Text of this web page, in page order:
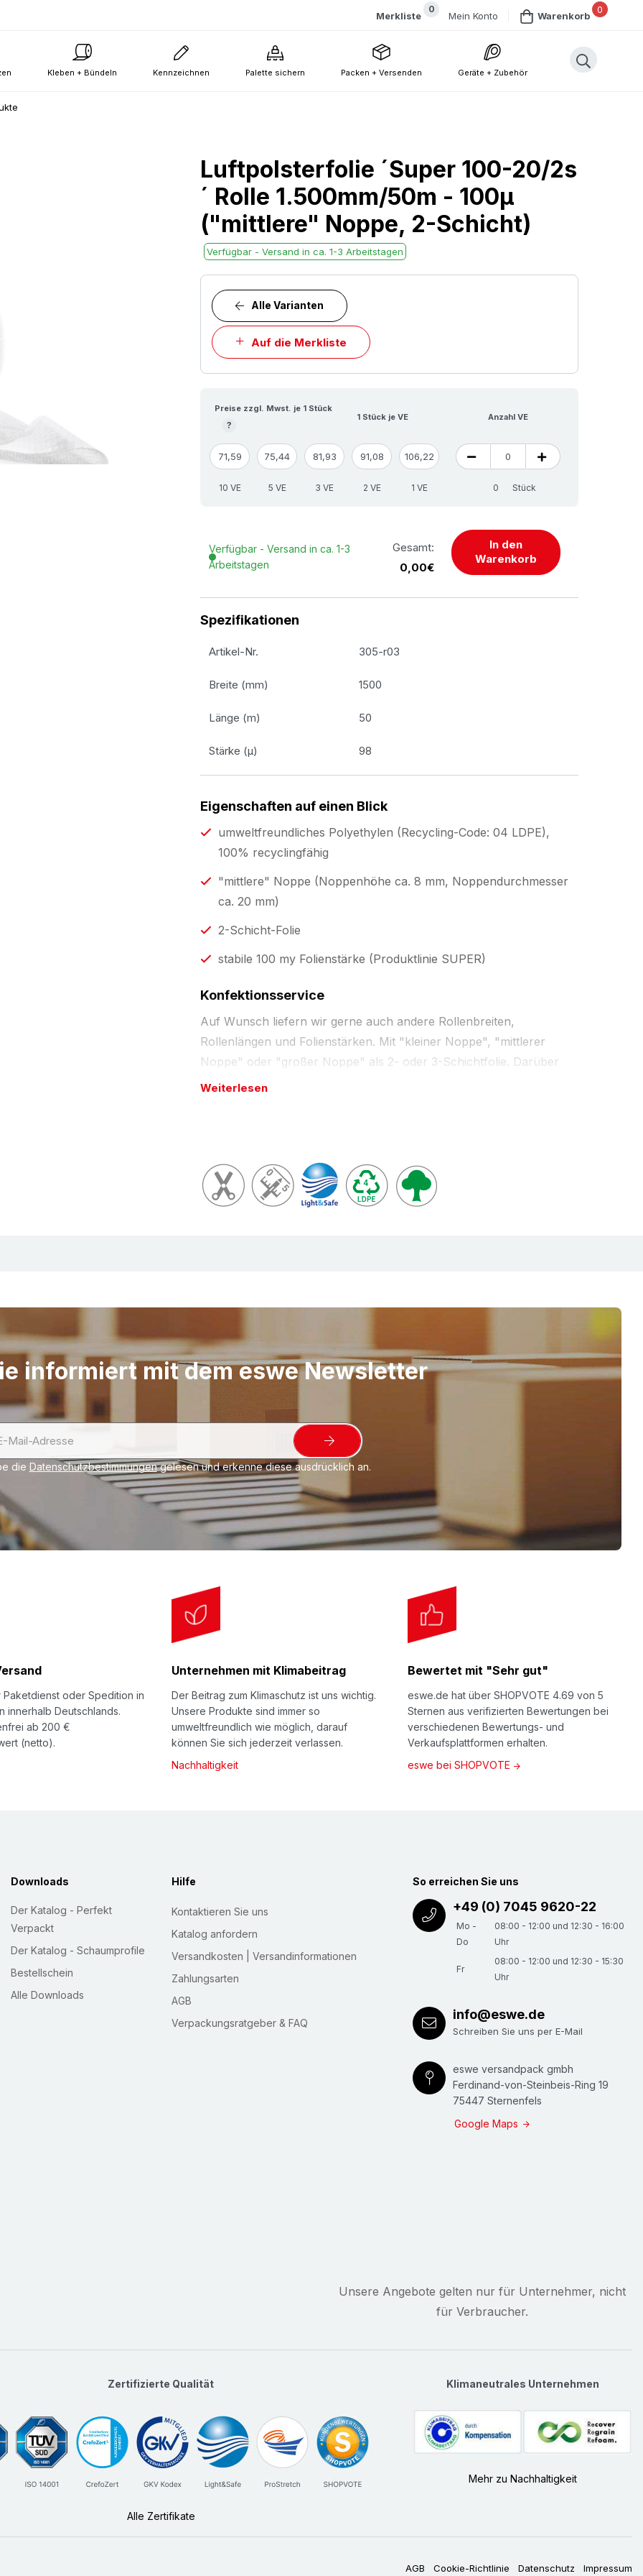
0
Merkliste Mein Konto
0
Warenkorb
Kleben + Bündeln Kennzeichnen Palette sichern Packen + Versenden Geräte + Zubehör
Luftpolsterfolie ´Super 100-20/2s
´ Rolle 1.500mm/50m - 100µ
("mittlere" Noppe, 2-Schicht)
Verfügbar - Versand in ca. 1-3 Arbeitstagen
Auf die Merkliste
Alle Varianten
Preise zzgl. Mwst. je 1 Stück
?
1 Stück je VE Anzahl VE
71,59 75,44 81,93 91,08 106,22
10 VE 5 VE 3 VE 2 VE 1 VE Stück
Verfügbar - Versand in ca. 1-3
Arbeitstagen
Gesamt:
0,00€
In den
Warenkorb
Spezifikationen
Artikel-Nr. 305-r03
Breite (mm) 1500
Länge (m) 50
Stärke (µ) 98
Eigenschaften auf einen Blick
umweltfreundliches Polyethylen (Recycling-Code: 04 LDPE),
100% recyclingfähig
"mittlere" Noppe (Noppenhöhe ca. 8 mm, Noppendurchmesser
ca. 20 mm)
2-Schicht-Folie
stabile 100 my Folienstärke (Produktlinie SUPER)
Konfektionsservice
Auf Wunsch liefern wir gerne auch andere Rollenbreiten,
Rollenlängen und Folienstärken. Mit "kleiner Noppe", "mittlerer
Noppe" oder "großer Noppe" als 2- oder 3-Schichtfolie. Darüber
hinaus z.B. auch als
Sonderbreite. Bitte beachten Sie, dass dies mit bestimmten
Mindestmengen und Lieferzeiten verbunden ist. Beispiele und
Erklärungen, was wir auch für Sie leisten können, zeigen wir Ihnen
(LD-PE), mit stabiler 100 my Folienstärke. Ausführung auch als 2-
Schicht-Folie mit "mittlerer" Noppe, d.h. Noppenhöhe ca. 8 mm,
Noppendurchmesser ca. 20 mm. Das bedeutet ein mehr an
Luftpolsterfolien mit "kleiner" Noppe (Noppenhöhe ca. 4 mm,
Noppendurchmesser ca. 10 mm). Wie alle Verpackungsprodukte aus
Polyethylen frei von Weichmachern, Halogenen, Chlor, Schwefel
und Schwermetallen. Luftpolsterfolie ist hochelastisch und
anschmiegsam, dennoch druckstabil und stoßabsorbierend -
natürlich mitLight & Safe Garantie.Produktlinie SUPER
Qualität zum fairen Preis. Damit gehen Sie auf Nummer sicher.
Weiterlesen
informiert mit dem eswe Newsletter
die Datenschutzbestimmungengelesen und erkenne diese ausdrücklich an.
Paketdienst oder Spedition in
innerhalb Deutschlands.
ab 200 €
(netto).
Unternehmen mit Klimabeitrag
Der Beitrag zum Klimaschutz ist uns wichtig.
Unsere Produkte sind immer so
umweltfreundlich wie möglich, darauf
können Sie sich jederzeit verlassen.
Nachhaltigkeit
Bewertet mit "Sehr gut"
eswe.de hat über SHOPVOTE 4.69 von 5
Sternen aus verifizierten Bewertungen bei
verschiedenen Bewertungs- und
Verkaufsplattformen erhalten.
eswe bei SHOPVOTE
Downloads
Der Katalog - Perfekt
Verpackt
Der Katalog - Schaumprofile
Bestellschein
Alle Downloads
Hilfe
Kontaktieren Sie uns
Katalog anfordern
Versandkosten | Versandinformationen
Zahlungsarten
AGB
Verpackungsratgeber & FAQ
So erreichen Sie uns
+49 (0) 7045 9620-22
Mo -
Do
08:00 - 12:00 und 12:30 - 16:00
Uhr
Fr
08:00 - 12:00 und 12:30 - 15:30
Uhr
info@eswe.de
Schreiben Sie uns per E-Mail
eswe versandpack gmbh
Ferdinand-von-Steinbeis-Ring 19
75447 Sternenfels
Google Maps
Unsere Angebote gelten nur für Unternehmer, nicht
für Verbraucher.
Zertifizierte Qualität
Alle Zertifikate
Klimaneutrales Unternehmen
Mehr zu Nachhaltigkeit
AGB Cookie-Richtlinie Datenschutz Impressum